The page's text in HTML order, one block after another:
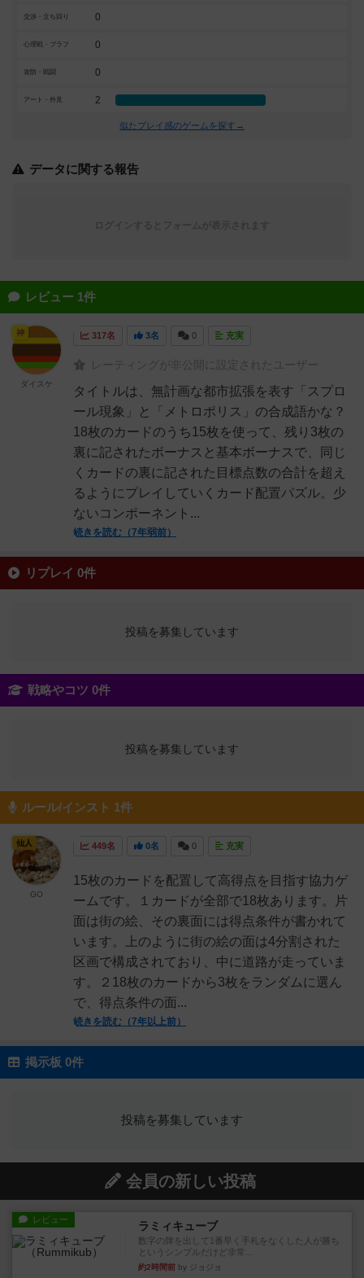
交渉・立ち回り 0
心理戦・ブラフ 0
攻防・戦闘 0
アート・外見 2
似たプレイ感のゲームを探す→
データに関する報告
レビュー 1件
317名 3名 0 充実
レーティングが非公開に設定されたユーザー
タイトルは、無計画な都市拡張を表す「スプロ
ール現象」と「メトロポリス」の合成語かな？
18枚のカードのうち15枚を使って、残り3枚の
裏に記されたボーナスと基本ボーナスで、同じ
くカードの裏に記された目標点数の合計を超え
るようにプレイしていくカード配置パズル。少
ないコンポーネント...
続きを読む（7年弱前）
神
ダイスケ
リプレイ 0件
投稿を募集しています
戦略やコツ 0件
投稿を募集しています
ルール/インスト 1件
449名 0名 0 充実
15枚のカードを配置して高得点を目指す協力ゲ
ームです。１カードが全部で18枚あります。片
面は街の絵、その裏面には得点条件が書かれて
います。上のように街の絵の面は4分割された
区画で構成されており、中に道路が走っていま
す。２18枚のカードから3枚をランダムに選ん
で、得点条件の面...
続きを読む（7年以上前）
仙人
GO
掲示板 0件
投稿を募集しています
会員の新しい投稿
レビュー ラミィキューブ
数字の牌を出して1番早く手札をなくした人が勝ち
というシンプルだけど非常...
約2時間前 by ジョジョ